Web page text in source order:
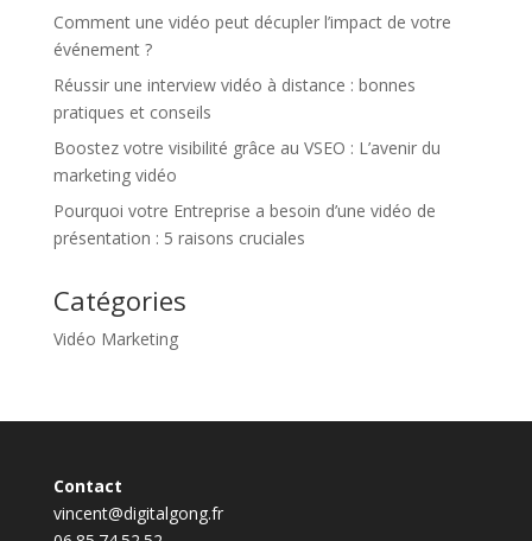
Comment une vidéo peut décupler l’impact de votre
événement ?
Réussir une interview vidéo à distance : bonnes
pratiques et conseils
Boostez votre visibilité grâce au VSEO : L’avenir du
marketing vidéo
Pourquoi votre Entreprise a besoin d’une vidéo de
présentation : 5 raisons cruciales
Catégories
Vidéo Marketing
Contact
vincent@digitalgong.fr